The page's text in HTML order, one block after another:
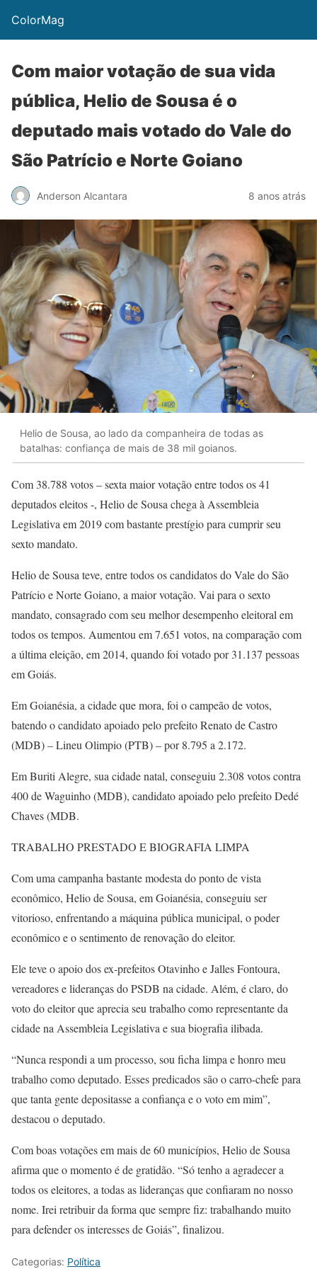
ColorMag
Com maior votação de sua vida
pública, Helio de Sousa é o
deputado mais votado do Vale do
São Patrício e Norte Goiano
Anderson Alcantara 8 anos atrás
Helio de Sousa, ao lado da companheira de todas as
batalhas: confiança de mais de 38 mil goianos.
Com 38.788 votos – sexta maior votação entre todos os 41
deputados eleitos -, Helio de Sousa chega à Assembleia
Legislativa em 2019 com bastante prestígio para cumprir seu
sexto mandato.
Helio de Sousa teve, entre todos os candidatos do Vale do São
Patrício e Norte Goiano, a maior votação. Vai para o sexto
mandato, consagrado com seu melhor desempenho eleitoral em
todos os tempos. Aumentou em 7.651 votos, na comparação com
a última eleição, em 2014, quando foi votado por 31.137 pessoas
em Goiás.
Em Goianésia, a cidade que mora, foi o campeão de votos,
batendo o candidato apoiado pelo prefeito Renato de Castro
(MDB) – Lineu Olimpio (PTB) – por 8.795 a 2.172.
Em Buriti Alegre, sua cidade natal, conseguiu 2.308 votos contra
400 de Waguinho (MDB), candidato apoiado pelo prefeito Dedé
Chaves (MDB.
TRABALHO PRESTADO E BIOGRAFIA LIMPA
Com uma campanha bastante modesta do ponto de vista
econômico, Helio de Sousa, em Goianésia, conseguiu ser
vitorioso, enfrentando a máquina pública municipal, o poder
econômico e o sentimento de renovação do eleitor.
Ele teve o apoio dos ex-prefeitos Otavinho e Jalles Fontoura,
vereadores e lideranças do PSDB na cidade. Além, é claro, do
voto do eleitor que aprecia seu trabalho como representante da
cidade na Assembleia Legislativa e sua biografia ilibada.
“Nunca respondi a um processo, sou ficha limpa e honro meu
trabalho como deputado. Esses predicados são o carro-chefe para
que tanta gente depositasse a confiança e o voto em mim”,
destacou o deputado.
Com boas votações em mais de 60 municípios, Helio de Sousa
afirma que o momento é de gratidão. “Só tenho a agradecer a
todos os eleitores, a todas as lideranças que confiaram no nosso
nome. Irei retribuir da forma que sempre fiz: trabalhando muito
para defender os interesses de Goiás”, finalizou.
Categorias: Política